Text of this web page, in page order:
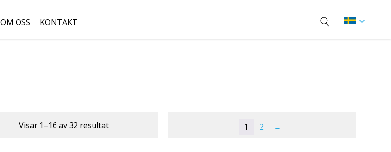
OM OSS KONTAKT
Visar 1–16 av 32 resultat 1 2 →